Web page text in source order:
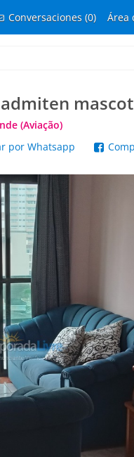
Conversaciones (0) Área
(Aviação)
por Whatsapp